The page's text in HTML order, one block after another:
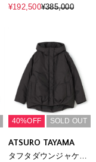
バーシブルコート
¥192,500¥385,000
40%OFF SOLD OUT
ATSURO TAYAMA
タフタダウンジャケッ